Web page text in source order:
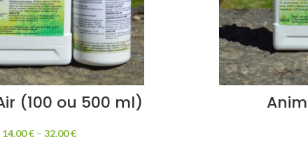
(100 ou 500 ml)
14.00€– 32.00€